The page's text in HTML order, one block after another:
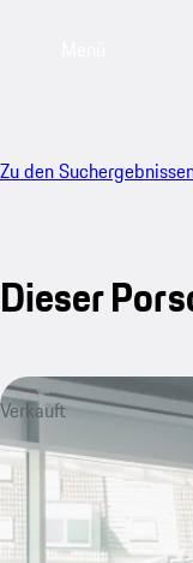
Zu den
Dieser
Verkauft